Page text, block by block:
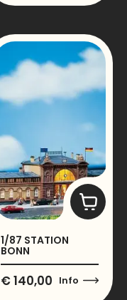
1/87 STATION
BONN
€140,00 Info